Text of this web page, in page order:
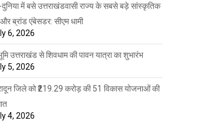
में बसे उत्तराखंडवासी राज्य के सबसे बड़े सांस्कृतिक
ब्रांड एंबेसडर: सीएम धामी
6, 2026
उत्तराखंड से शिवधाम की पावन यात्रा का शुभारंभ
5, 2026
जिले को ₹219.29 करोड़ की 51 विकास योजनाओं की
4, 2026